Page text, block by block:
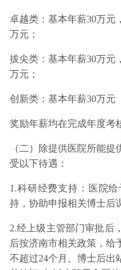
卓越类：基本年薪30万元
万元；
拔尖类：基本年薪30万元
万元；
创新类：基本年薪30万元
奖励年薪均在完成年度考
（二）除提供医院所能
受以下待遇：
1.科研经费支持：医院
持，协助申报相关博士后
2.经上级主管部门审批后
后按济南市相关政策，给
不超过24个月。博士后出